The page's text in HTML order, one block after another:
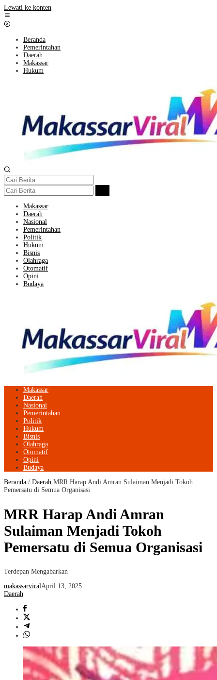
Lewati ke konten
Beranda
Pemerintahan
Daerah
Makassar
Hukum
Makassar
Daerah
Nasional
Pemerintahan
Politik
Hukum
Bisnis
Olahraga
Otomatif
Opini
Budaya
Makassar
Daerah
Nasional
Pemerintahan
Politik
Hukum
Bisnis
Olahraga
Otomatif
Opini
Budaya
Beranda / Daerah MRR Harap Andi Amran Sulaiman Menjadi Tokoh
Pemersatu di Semua Organisasi
MRR Harap Andi Amran
Sulaiman Menjadi Tokoh
Pemersatu di Semua Organisasi
Terdepan Mengabarkan
makassarviralApril 13, 2025
Daerah